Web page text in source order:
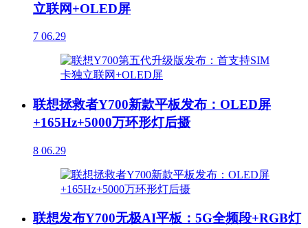
立联网+OLED屏
7 06.29
联想拯救者Y700新款平板发布：OLED屏
+165Hz+5000万环形灯后摄
8 06.29
联想发布Y700无极AI平板：5G全频段+RGB灯